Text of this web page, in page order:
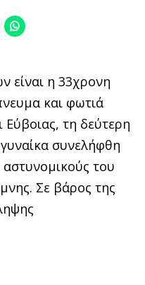
είναι η 33χρονη
και φωτιά
τη δεύτερη
συνελήφθη
του
Σε βάρος της